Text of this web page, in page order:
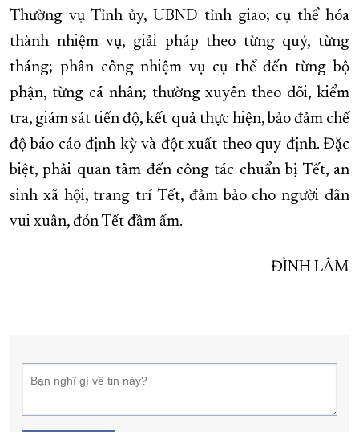
Thường vụ Tỉnh ủy, UBND tỉnh giao; cụ thể hóa
thành nhiệm vụ, giải pháp theo từng quý, từng
tháng; phân công nhiệm vụ cụ thể đến từng bộ
phận, từng cá nhân; thường xuyên theo dõi, kiểm
tra, giám sát tiến độ, kết quả thực hiện, bảo đảm chế
độ báo cáo định kỳ và đột xuất theo quy định. Đặc
biệt, phải quan tâm đến công tác chuẩn bị Tết, an
sinh xã hội, trang trí Tết, đảm bảo cho người dân
vui xuân, đón Tết đầm ấm.
ĐÌNH LÂM